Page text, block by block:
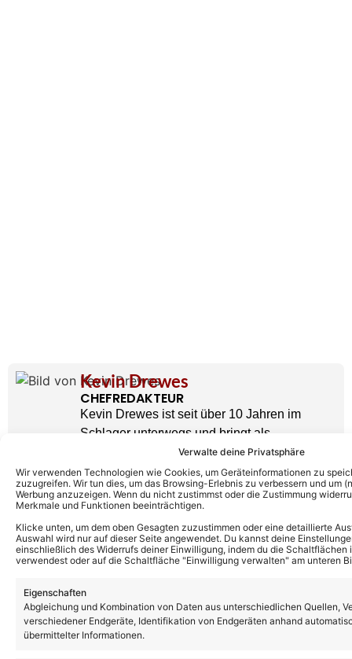
Verwalte deine Privatsphäre
Wir verwenden Technologien wie Cookies, um Geräteinformationen zu
zuzugreifen. Wir tun dies, um das Browsing-Erlebnis zu verbessern und um
Werbung anzuzeigen. Wenn du nicht zustimmst oder die Zustimmung
Merkmale und Funktionen beeinträchtigen.
Klicke unten, um dem oben Gesagten zuzustimmen oder eine detaillierte
Auswahl wird nur auf dieser Seite angewendet. Du kannst deine
einschließlich des Widerrufs deiner Einwilligung, indem du die
verwendest oder auf die Schaltfläche "Einwilligung verwalten" am unteren
Eigenschaften
Abgleichung und Kombination von Daten aus unterschiedlichen Quellen,
verschiedener Endgeräte, Identifikation von Endgeräten anhand
übermittelter Informationen.
Kevin Drewes
CHEFREDAKTEUR
Kevin Drewes ist seit über 10 Jahren im
Schlager unterwegs und bringt als
Chefredakteur seine ganze Erfahrung und
Leidenschaft mit hinein. Kein anderer kann
solch eine Expertise wie er vorweisen.
» AUTORENPROFIL & ALLE ARTIKEL VON
KEVIN DREWES
Weitere Dschungel-News